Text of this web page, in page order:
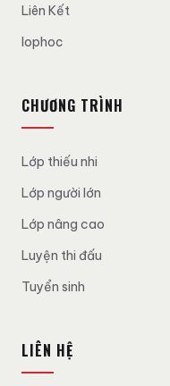
Liên Kết
lophoc
CHƯƠNG TRÌNH
Lớp thiếu nhi
Lớp người lớn
Lớp nâng cao
Luyện thi đấu
Tuyển sinh
LIÊN HỆ